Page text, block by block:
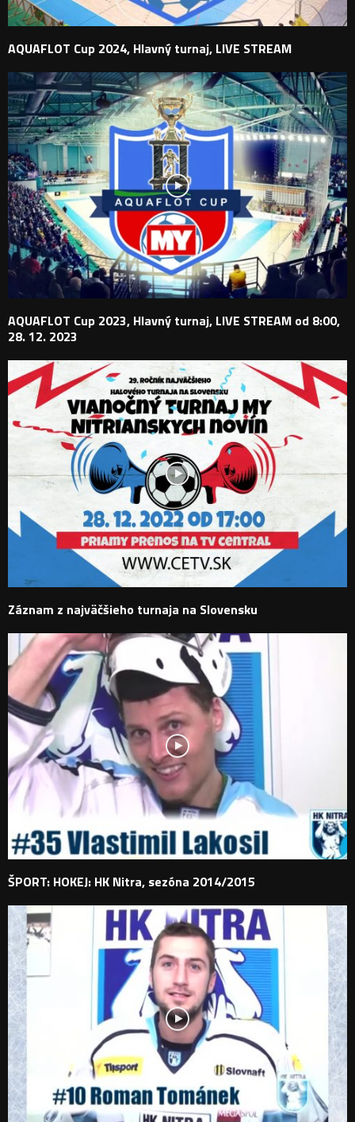
AQUAFLOT Cup 2024, Hlavný turnaj, LIVE STREAM
AQUAFLOT Cup 2023, Hlavný turnaj, LIVE STREAM od 8:00,
28. 12. 2023
Záznam z najväčšieho turnaja na Slovensku
ŠPORT: HOKEJ: HK Nitra, sezóna 2014/2015